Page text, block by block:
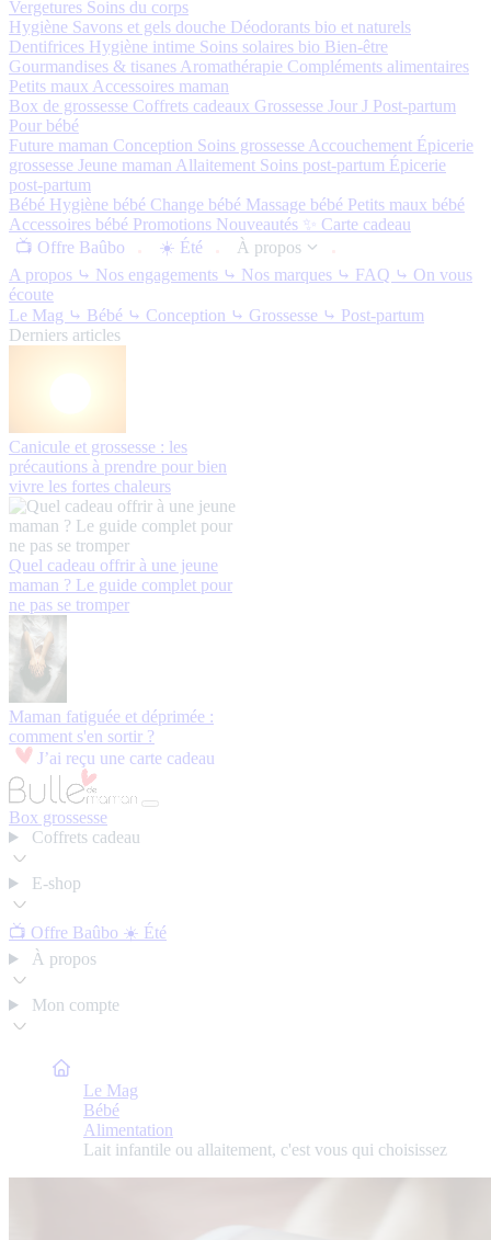
Vergetures Soins du corps
Hygiène Savons et gels douche Déodorants bio et naturels
Dentifrices Hygiène intime Soins solaires bio Bien-être
Gourmandises & tisanes Aromathérapie Compléments alimentaires
Petits maux Accessoires maman
Box de grossesse Coffrets cadeaux Grossesse Jour J Post-partum
Pour bébé
Future maman Conception Soins grossesse Accouchement Épicerie
grossesse Jeune maman Allaitement Soins post-partum Épicerie
post-partum
Bébé Hygiène bébé Change bébé Massage bébé Petits maux bébé
Accessoires bébé Promotions Nouveautés ✨ Carte cadeau
📺 Offre Baûbo
☀️ Été
À propos
A propos ⤷ Nos engagements ⤷ Nos marques ⤷ FAQ ⤷ On vous
écoute
Le Mag ⤷ Bébé ⤷ Conception ⤷ Grossesse ⤷ Post-partum
Derniers articles
Canicule et grossesse : les
précautions à prendre pour bien
vivre les fortes chaleurs
Quel cadeau offrir à une jeune
maman ? Le guide complet pour
ne pas se tromper
Maman fatiguée et déprimée :
comment s'en sortir ?
J’ai reçu une carte cadeau
Box grossesse
Coffrets cadeau
E-shop
📺 Offre Baûbo ☀️ Été
À propos
Mon compte
Bulle de Maman
Le Mag
Bébé
Alimentation
Lait infantile ou allaitement, c'est vous qui choisissez